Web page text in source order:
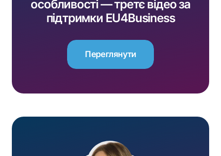
особливості — третє відео за
підтримки EU4Business
Переглянути